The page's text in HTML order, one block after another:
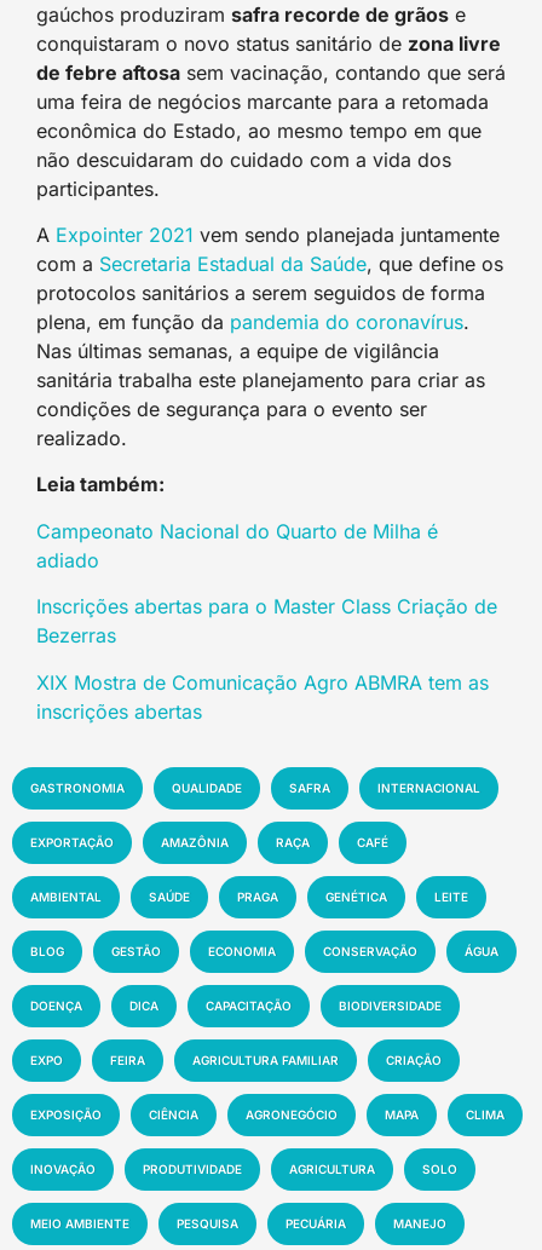
gaúchos produziram safra recorde de grãos e
conquistaram o novo status sanitário de zona livre
de febre aftosa sem vacinação, contando que será
uma feira de negócios marcante para a retomada
econômica do Estado, ao mesmo tempo em que
não descuidaram do cuidado com a vida dos
participantes.
A Expointer 2021 vem sendo planejada juntamente
com a Secretaria Estadual da Saúde, que define os
protocolos sanitários a serem seguidos de forma
plena, em função da pandemia do coronavírus.
Nas últimas semanas, a equipe de vigilância
sanitária trabalha este planejamento para criar as
condições de segurança para o evento ser
realizado.
Leia também:
Campeonato Nacional do Quarto de Milha é
adiado
Inscrições abertas para o Master Class Criação de
Bezerras
XIX Mostra de Comunicação Agro ABMRA tem as
inscrições abertas
GASTRONOMIA QUALIDADE SAFRA INTERNACIONAL
EXPORTAÇÃO AMAZÔNIA RAÇA CAFÉ
AMBIENTAL SAÚDE PRAGA GENÉTICA LEITE
BLOG GESTÃO ECONOMIA CONSERVAÇÃO ÁGUA
DOENÇA DICA CAPACITAÇÃO BIODIVERSIDADE
EXPO FEIRA AGRICULTURA FAMILIAR CRIAÇÃO
EXPOSIÇÃO CIÊNCIA AGRONEGÓCIO MAPA CLIMA
INOVAÇÃO PRODUTIVIDADE AGRICULTURA SOLO
MEIO AMBIENTE PESQUISA PECUÁRIA MANEJO